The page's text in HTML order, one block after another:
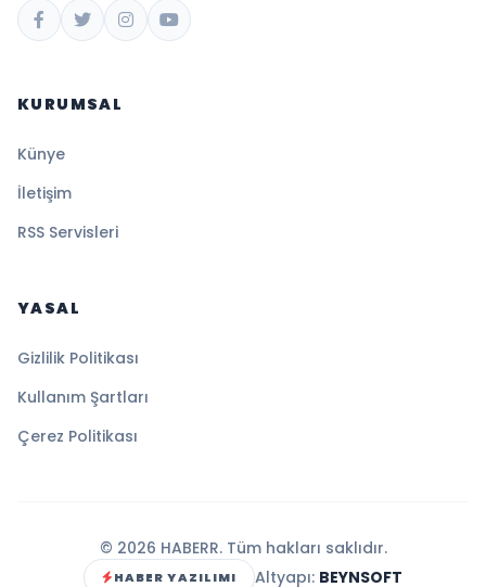
KURUMSAL
Künye
İletişim
RSS Servisleri
YASAL
Gizlilik Politikası
Kullanım Şartları
Çerez Politikası
© 2026 HABERR. Tüm hakları saklıdır.
HABER YAZILIMI Altyapı: BEYNSOFT